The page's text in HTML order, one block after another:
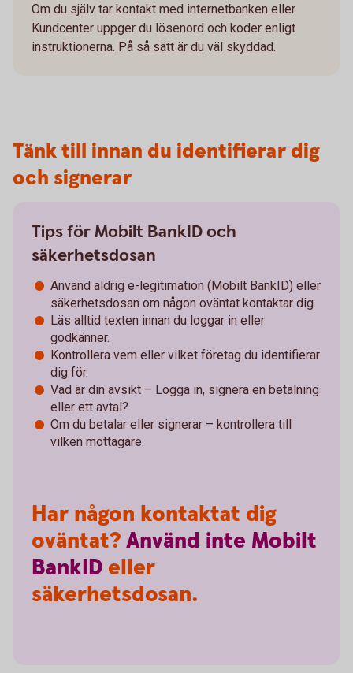
Om du själv tar kontakt med internetbanken eller
Kundcenter uppger du lösenord och koder enligt
instruktionerna. På så sätt är du väl skyddad.
Tänk till innan du identifierar dig
och signerar
Tips för Mobilt BankID och
säkerhetsdosan
Använd aldrig e-legitimation (Mobilt BankID) eller
säkerhetsdosan om någon oväntat kontaktar dig.
Läs alltid texten innan du loggar in eller
godkänner.
Kontrollera vem eller vilket företag du identifierar
dig för.
Vad är din avsikt – Logga in, signera en betalning
eller ett avtal?
Om du betalar eller signerar – kontrollera till
vilken mottagare.
Har någon kontaktat dig
oväntat?Använd inte Mobilt
BankID eller
säkerhetsdosan.